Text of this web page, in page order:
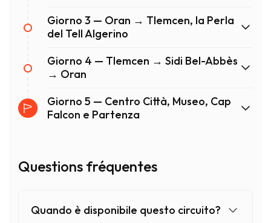
Giorno 3 — Oran → Tlemcen, la Perla
del Tell Algerino
Giorno 4 — Tlemcen → Sidi Bel-Abbès
→ Oran
Giorno 5 — Centro Città, Museo, Cap
Falcon e Partenza
Questions fréquentes
Quando è disponibile questo circuito?